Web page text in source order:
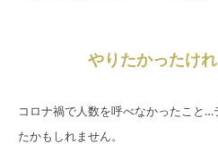
やりたかったけ
コロナ禍で人数を呼べなかったこと
たかもしれません。